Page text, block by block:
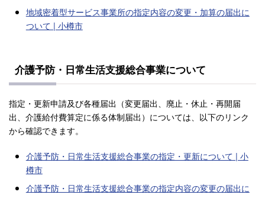
地域密着型サービス事業所の指定内容の変更・加算の届出に
ついて | 小樽市
介護予防・日常生活支援総合事業について
指定・更新申請及び各種届出（変更届出、廃止・休止・再開届
出、介護給付費算定に係る体制届出）については、以下のリンク
から確認できます。
介護予防・日常生活支援総合事業の指定・更新について | 小
樽市
介護予防・日常生活支援総合事業の指定内容の変更の届出に